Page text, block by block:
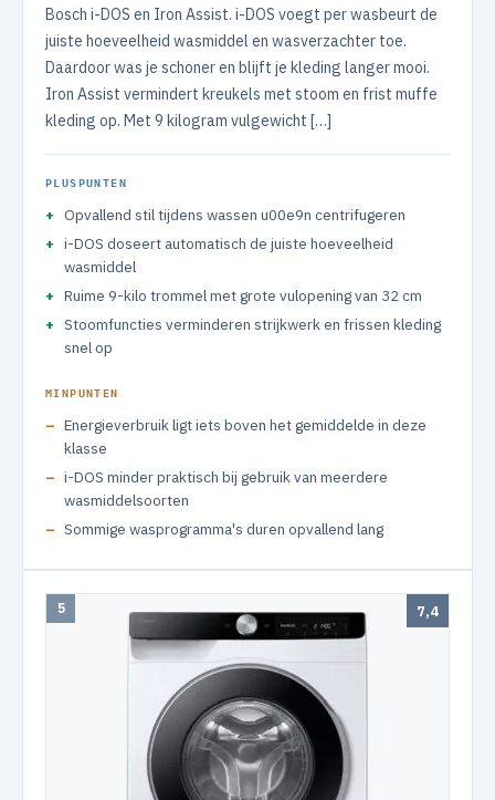
Bosch i-DOS en Iron Assist. i-DOS voegt per wasbeurt de
juiste hoeveelheid wasmiddel en wasverzachter toe.
Daardoor was je schoner en blijft je kleding langer mooi.
Iron Assist vermindert kreukels met stoom en frist muffe
kleding op. Met 9 kilogram vulgewicht […]
PLUSPUNTEN
Opvallend stil tijdens wassen u00e9n centrifugeren
i-DOS doseert automatisch de juiste hoeveelheid
wasmiddel
Ruime 9-kilo trommel met grote vulopening van 32 cm
Stoomfuncties verminderen strijkwerk en frissen kleding
snel op
MINPUNTEN
Energieverbruik ligt iets boven het gemiddelde in deze
klasse
i-DOS minder praktisch bij gebruik van meerdere
wasmiddelsoorten
Sommige wasprogramma's duren opvallend lang
5 7,4